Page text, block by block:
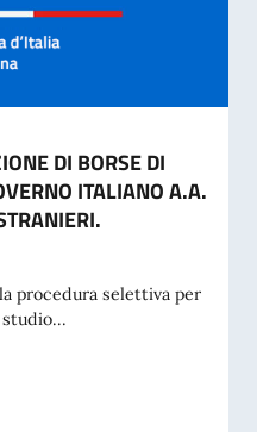
DI BORSE DI
ITALIANO A.A.
procedura selettiva per
studio...
DI BORSE DI STUDIO